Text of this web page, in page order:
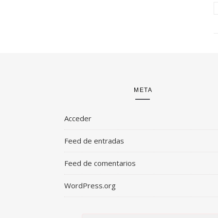
META
Acceder
Feed de entradas
Feed de comentarios
WordPress.org